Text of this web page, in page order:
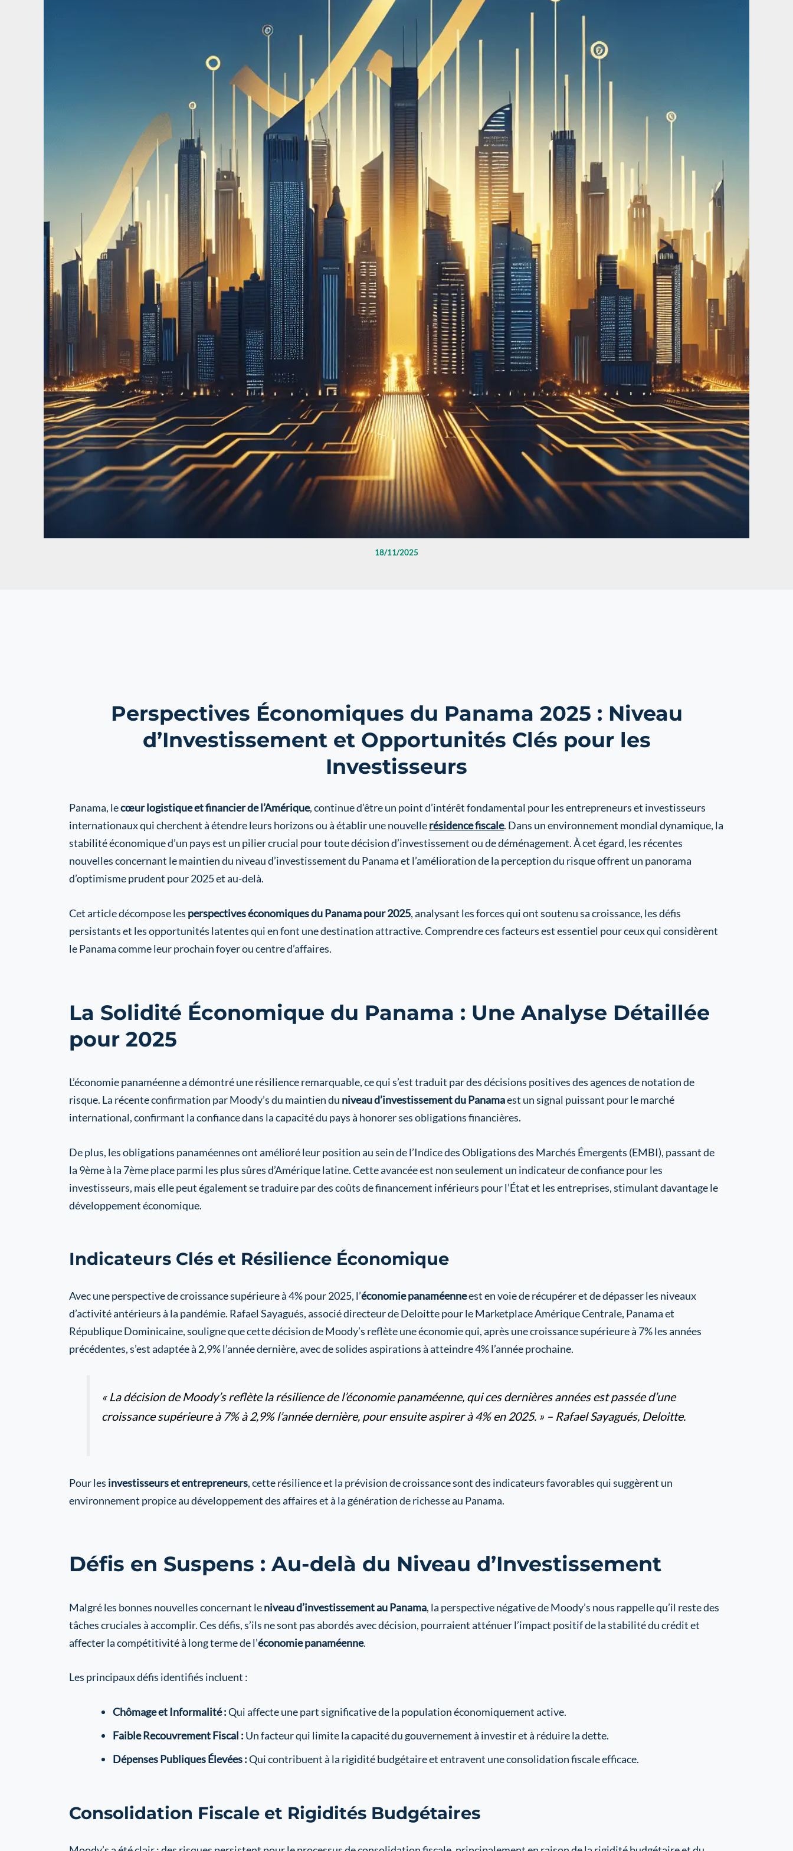
18/11/2025
Perspectives Économiques du Panama 2025 : Niveau
d’Investissement et Opportunités Clés pour les
Investisseurs
Panama, lecœur logistique et financier de l’Amérique, continue d’être un point d’intérêt fondamental pour les entrepreneurs et investisseurs
internationaux qui cherchent à étendre leurs horizons ou à établir une nouvellerésidence fiscale. Dans un environnement mondial dynamique, la
stabilité économique d’un pays est un pilier crucial pour toute décision d’investissement ou de déménagement. À cet égard, les récentes
nouvelles concernant le maintien du niveau d’investissement du Panama et l’amélioration de la perception du risque offrent un panorama
d’optimisme prudent pour 2025 et au-delà.
Cet article décompose les perspectives économiques du Panama pour 2025, analysant les forces qui ont soutenu sa croissance, les défis
persistants et les opportunités latentes qui en font une destination attractive. Comprendre ces facteurs est essentiel pour ceux qui considèrent
le Panama comme leur prochain foyer ou centre d’affaires.
La Solidité Économique du Panama : Une Analyse Détaillée
pour 2025
L’économie panaméenne a démontré une résilience remarquable, ce qui s’est traduit par des décisions positives des agences de notation de
risque. La récente confirmation par Moody’s du maintien du niveau d’investissement du Panamaest un signal puissant pour le marché
international, confirmant la confiance dans la capacité du pays à honorer ses obligations financières.
De plus, les obligations panaméennes ont amélioré leur position au sein de l’Indice des Obligations des Marchés Émergents (EMBI), passant de
la 9ème à la 7ème place parmi les plus sûres d’Amérique latine. Cette avancée est non seulement un indicateur de confiance pour les
investisseurs, mais elle peut également se traduire par des coûts de financement inférieurs pour l’État et les entreprises, stimulant davantage le
développement économique.
Indicateurs Clés et Résilience Économique
Avec une perspective de croissance supérieure à 4% pour 2025, l’économie panaméenneest en voie de récupérer et de dépasser les niveaux
d’activité antérieurs à la pandémie. Rafael Sayagués, associé directeur de Deloitte pour le Marketplace Amérique Centrale, Panama et
République Dominicaine, souligne que cette décision de Moody’s reflète une économie qui, après une croissance supérieure à 7% les années
précédentes, s’est adaptée à 2,9% l’année dernière, avec de solides aspirations à atteindre 4% l’année prochaine.
« La décision de Moody’s reflète la résilience de l’économie panaméenne, qui ces dernières années est passée d’une
croissance supérieure à 7% à 2,9% l’année dernière, pour ensuite aspirer à 4% en 2025. » – Rafael Sayagués, Deloitte.
Pour les investisseurs et entrepreneurs, cette résilience et la prévision de croissance sont des indicateurs favorables qui suggèrent un
environnement propice au développement des affaires et à la génération de richesse au Panama.
Défis en Suspens : Au-delà du Niveau d’Investissement
Malgré les bonnes nouvelles concernant leniveau d’investissement au Panama, la perspective négative de Moody’s nous rappelle qu’il reste des
tâches cruciales à accomplir. Ces défis, s’ils ne sont pas abordés avec décision, pourraient atténuer l’impact positif de la stabilité du crédit et
affecter la compétitivité à long terme de l’économie panaméenne.
Les principaux défis identifiés incluent :
Chômage et Informalité :Qui affecte une part significative de la population économiquement active.
Faible Recouvrement Fiscal : Un facteur qui limite la capacité du gouvernement à investir et à réduire la dette.
Dépenses Publiques Élevées :Qui contribuent à la rigidité budgétaire et entravent une consolidation fiscale efficace.
Consolidation Fiscale et Rigidités Budgétaires